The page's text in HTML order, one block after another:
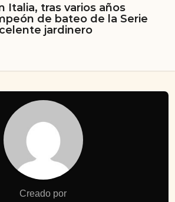
Italia, tras varios años
de bateo de la Serie
jardinero
Creado por